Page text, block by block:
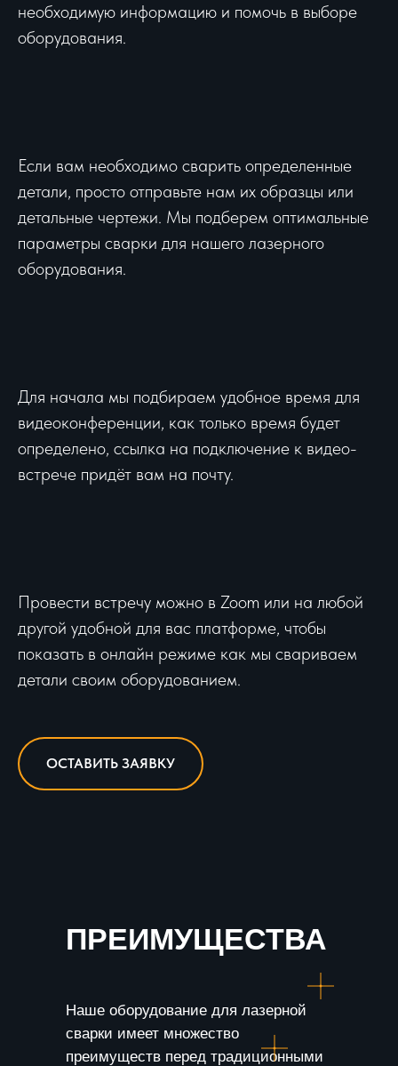
необходимую информацию и помочь в выборе
оборудования.
Если вам необходимо сварить определенные
детали, просто отправьте нам их образцы или
детальные чертежи. Мы подберем оптимальные
параметры сварки для нашего лазерного
оборудования.
Для начала мы подбираем удобное время для
видеоконференции, как только время будет
определено, ссылка на подключение к видео-
встрече придёт вам на почту.
Провести встречу можно в Zoom или на любой
другой удобной для вас платформе, чтобы
показать в онлайн режиме как мы свариваем
детали своим оборудованием.
ОСТАВИТЬ ЗАЯВКУ
ПРЕИМУЩЕСТВА
Наше оборудование для лазерной
сварки имеет множество
преимуществ перед традиционными